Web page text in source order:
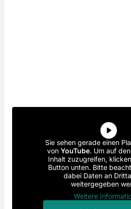
Sie sehen gerade einen
von YouTube. Um auf
Inhalt zuzugreifen,
Button unten. Bitte
dabei Daten an
weitergegeben
Weitere